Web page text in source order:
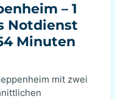
– 1
Notdienst
Minuten
mit zwei